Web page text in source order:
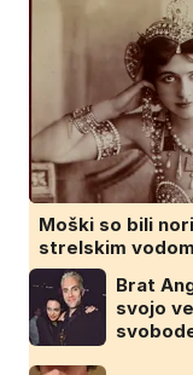
Moški so bili
strelskim vodom
Brat
svojo